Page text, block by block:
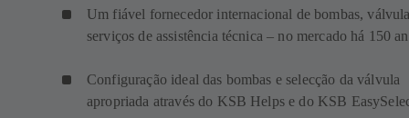
Um fiável fornecedor internacional de bombas,
serviços de assistência técnica – no mercado há 150
Configuração ideal das bombas e selecção da válvula
apropriada através do KSB Helps e do KSB